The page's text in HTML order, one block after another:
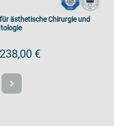
ästhetische Chirurgie und
€